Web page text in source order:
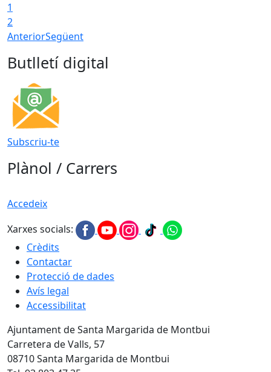
1
2
AnteriorSegüent
Butlletí digital
Subscriu-te
Plànol / Carrers
Accedeix
Xarxes socials:
Crèdits
Contactar
Protecció de dades
Avís legal
Accessibilitat
Ajuntament de Santa Margarida de Montbui
Carretera de Valls, 57
08710 Santa Margarida de Montbui